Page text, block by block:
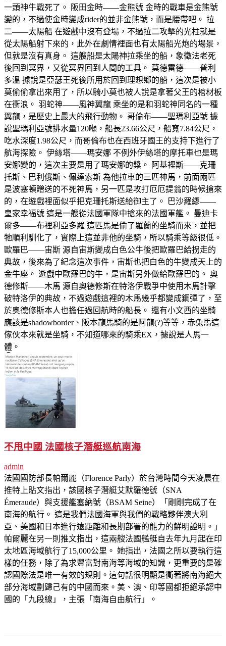
一頭神牛戰死了。 阪田金時——金熊號 金時的戰車是金熊號
變的，不過使金時變成rider的並非金熊號，而是腰帶吧。 拉
二——太陽船 在遊戲中沒有登場，不過拉二攻擊的光柱就是
從太陽船射下來的，此外在劇情裡面也有太陽船光炮的場景，
但就是沒有真身。 這艘船是太陽神拉乘坐的船，象徵法老死
後回到冥界，又從冥界回到人間的工具。 莫德雷德——普利
多溫 據說是亞瑟王死後所用於回到理想鄉的船，這次是被小
莫偷偷拿出來用了，所以騎小莫也被人說是拿著父王的棺材板
在衝浪。 羽蛇神——風神翼龍 乘坐的是和羽蛇神同名的一種
翼龍，是歷史上最大的飛行動物。 哥倫布——聖瑪利亞號 據
說聖瑪利亞號排水量120噸，船長23.66公尺，船寬7.84公尺，
吃水深度1.98公尺，而哥倫布也在西班牙國王的支持下進行了
航海探險。 伊絲塔——瑪安娜 不例外伊絲塔的摩托車也是瑪
安娜變的，這次主要是用了瑪安娜的槳。 阿基裡斯——克珊
托斯、巴利俄斯、佩達索斯 為他拉車的三匹神馬，前面兩匹
是波塞頓贈送的不死神馬，另一匹是攻打厄厄提翁的時候搶來
的，在遊戲裡面似乎把克珊托斯送給御主了。 巴沙羅繆——
皇家幸福號 這是一艘從法國軍隊中搶來的法國軍艦。 曼迪卡
爾多——布裡利亞多羅 這匹馬是偷了羅蘭的坐騎而來，並把
牠順利馴化了，實際上這並非他的坐騎，所以騎乘等級很低。
歐羅巴——宙斯 源自宙斯變成白色公牛後把歐羅巴給拐走的
典故，後來為了紀念這次事件，宙斯也把白色的牛變成天上的
金牛座。 遊戲中歐羅巴的牛，是宙斯另外做給歐羅巴的。 奧
德修斯——木馬 源自奧德修斯在特洛伊戰爭中使用木馬計擊
破特洛伊的典故，不過遊戲這裡的木馬幾乎都變成鋼彈了，至
於奧德修斯本人也擔任過回航時的船長。 還有小文西的坐騎
應該是shadowborder、阪本龍馬騎的是阿龍(?)等等，赤兔馬這
傢伙本來就是坐騎，不知道哪來的騎乘EX，據說是人馬一
體。
不甩中國 法國核子潛艇巡航南海
admin
法國國防部長帕爾麗（Florence Parly）於台灣時間今天凌晨在
推特上貼文指出，該國核子潛艇艾默羅德號（SNA
Émeraude）與支援艦塞納號（BSAM Seine）「剛剛完成了在
南海的航行。 這是我們法國海軍與我們的戰略夥伴澳大利
亞、美國和日本進行遠距離和長期部署的能力的鮮明證明。」
帕爾麗在另一則推文指出，這兩艘法國艦艇自去年九月起在印
太地區海域航行了15,000公里。 她指出，法國之所以要執行這
樣的任務，除了為求豐富對南海等海域的知識，更重要的是確
認國際法是唯一有效的規則。這句話很明顯是衝著將南海絕大
部分海域劃歸己有的中國而來。美、澳、印等國都拒絕承認中
國的「九段線」，主張「南海自由航行」。